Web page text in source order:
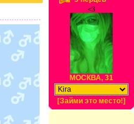
<3
МОСКВА, 31
[Займи это место!]